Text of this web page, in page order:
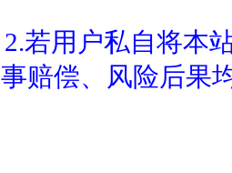
2.若用户私自将本
事赔偿、风险后果